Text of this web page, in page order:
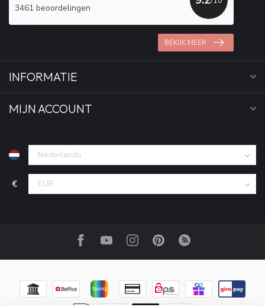
3461 beoordelingen
BEKIJK MEER
INFORMATIE
MIJN ACCOUNT
€